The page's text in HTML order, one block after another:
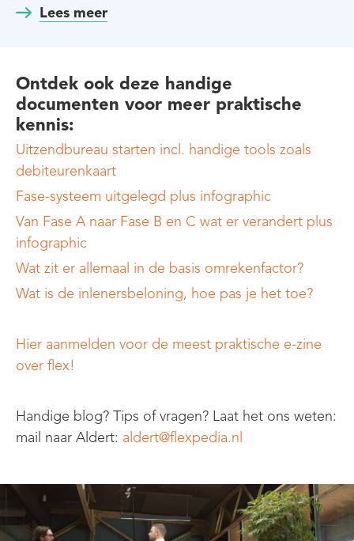
Lees meer
Ontdek ook deze handige
documenten voor meer praktische
kennis:
Uitzendbureau starten incl. handige tools zoals
debiteurenkaart
Fase-systeem uitgelegd plus infographic
Van Fase A naar Fase B en C wat er verandert plus
infographic
Wat zit er allemaal in de basis omrekenfactor?
Wat is de inlenersbeloning, hoe pas je het toe?
Hier aanmelden voor de meest praktische e-zine
over flex!
Handige blog? Tips of vragen? Laat het ons weten:
mail naar Aldert: aldert@flexpedia.nl